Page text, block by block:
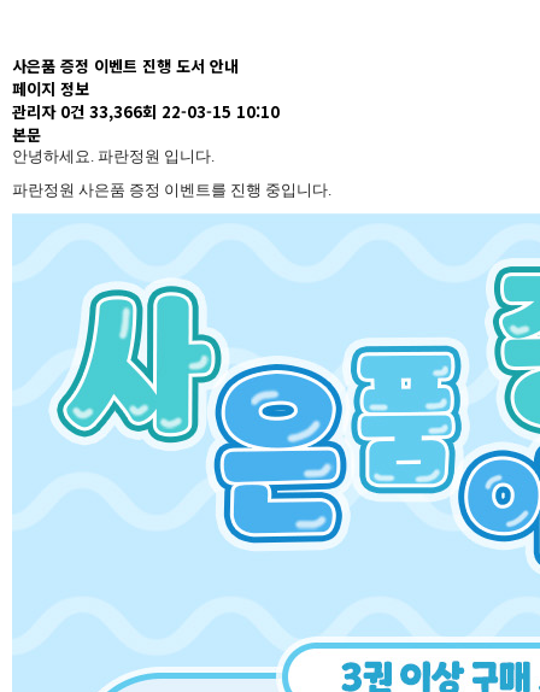
사은품 증정 이벤트 진행 도서 안내
페이지 정보
관리자 0건 33,366회 22-03-15 10:10
본문
안녕하세요. 파란정원 입니다.
파란정원 사은품 증정 이벤트를 진행 중입니다.